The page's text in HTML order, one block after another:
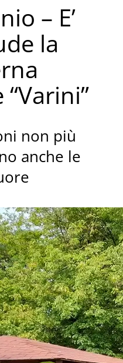
– E’
la
non più
anche le